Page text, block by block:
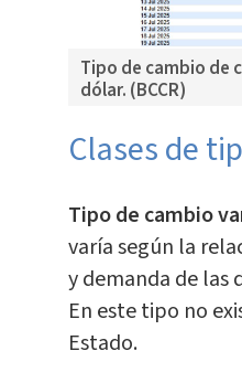
Tipo de cambio de
dólar. (BCCR)
Clases de
Tipo de cambio
varía según la
y demanda de las
En este tipo no
Estado.